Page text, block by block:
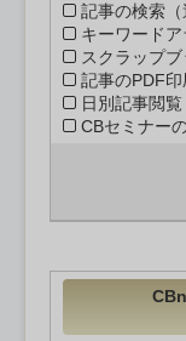
記事の検索（
キーワードア
スクラップブ
記事のPDF印
日別記事閲覧
CBセミナー